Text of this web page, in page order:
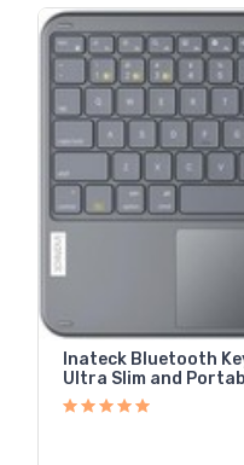
Inateck Bluetooth
Ultra Slim and